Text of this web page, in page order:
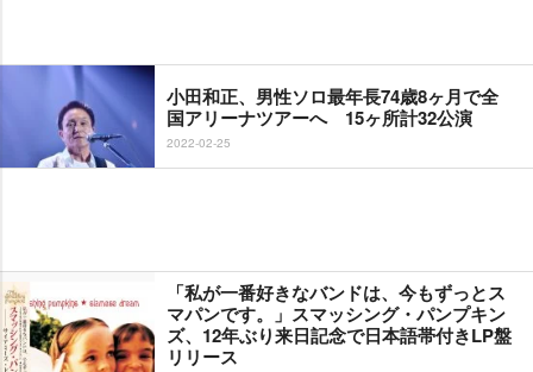
小田和正、男性ソロ最年長74歳8ヶ月で全
国アリーナツアーへ 15ヶ所計32公演
2022-02-25
「私が一番好きなバンドは、今もずっとス
マパンです。」スマッシング・パンプキン
ズ、12年ぶり来日記念で日本語帯付きLP盤
リリース